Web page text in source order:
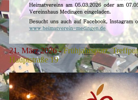
21. März 2026 -Frühjahrsputz,
Hauptstraße 19